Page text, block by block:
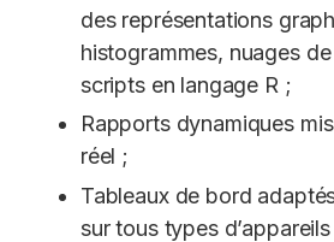
des représentations
histogrammes, nuages
scripts en langage R ;
Rapports dynamiques
réel ;
Tableaux de bord
sur tous types